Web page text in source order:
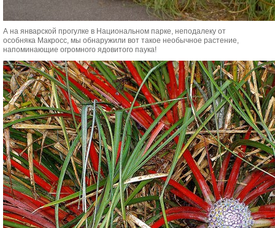
А на январской прогулке в Национальном парке, неподалеку от
особняка Макросс, мы обнаружили вот такое необычное растение,
напоминающие огромного ядовитого паука!